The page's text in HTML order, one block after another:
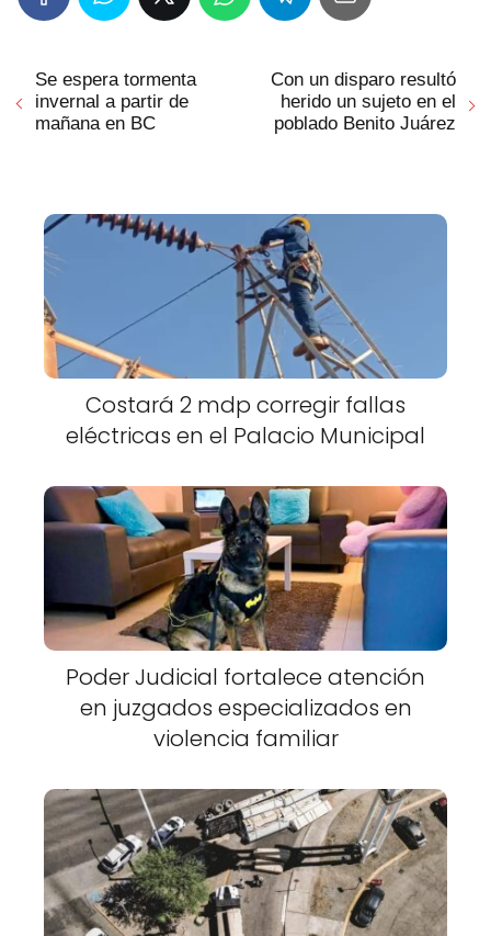
Se espera tormenta
invernal a partir de
mañana en BC
Con un disparo resultó
herido un sujeto en el
poblado Benito Juárez
Costará 2 mdp corregir fallas
eléctricas en el Palacio Municipal
Poder Judicial fortalece atención
en juzgados especializados en
violencia familiar